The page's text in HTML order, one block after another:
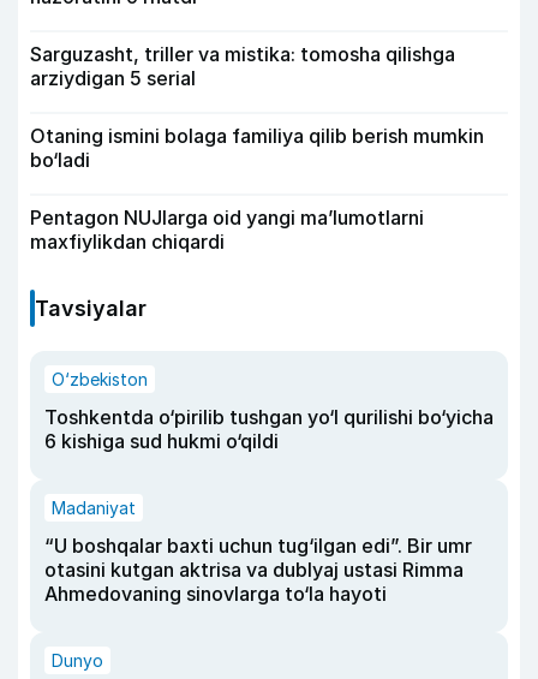
Sarguzasht, triller va mistika: tomosha qilishga
arziydigan 5 serial
Otaning ismini bolaga familiya qilib berish mumkin
bo‘ladi
Pentagon NUJlarga oid yangi maʼlumotlarni
maxfiylikdan chiqardi
Tavsiyalar
O‘zbekiston
Toshkentda o‘pirilib tushgan yo‘l qurilishi bo‘yicha
6 kishiga sud hukmi o‘qildi
Madaniyat
“U boshqalar baxti uchun tug‘ilgan edi”. Bir umr
otasini kutgan aktrisa va dublyaj ustasi Rimma
Ahmedovaning sinovlarga to‘la hayoti
Dunyo